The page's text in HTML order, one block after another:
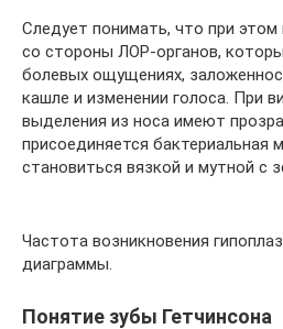
Следует понимать, что при
со стороны ЛОР-органов,
болевых ощущениях,
кашле и изменении голоса. При
выделения из носа имеют
присоединяется бактериальная
становиться вязкой и мутной с
Частота возникновения
диаграммы.
Понятие зубы Гетчинсона